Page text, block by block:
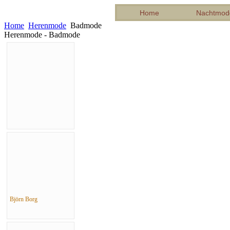
Home
Home Herenmode Badmode
Herenmode - Badmode
Björn Borg